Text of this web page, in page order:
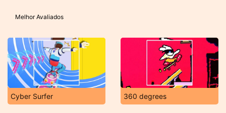
Melhor Avaliados
Cyber Surfer 360 degrees